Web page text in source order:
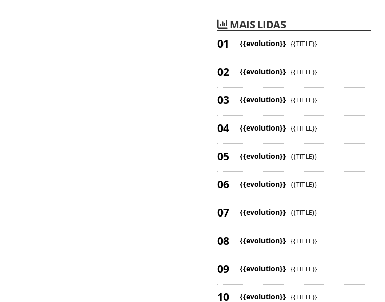
MAIS LIDAS
{{evolution}} {{TITLE}}
{{evolution}} {{TITLE}}
{{evolution}} {{TITLE}}
{{evolution}} {{TITLE}}
{{evolution}} {{TITLE}}
{{evolution}} {{TITLE}}
{{evolution}} {{TITLE}}
{{evolution}} {{TITLE}}
{{evolution}} {{TITLE}}
{{evolution}} {{TITLE}}